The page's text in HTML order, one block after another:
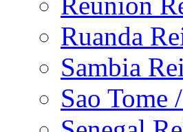
Ruanda
Sambia
Sao Tome